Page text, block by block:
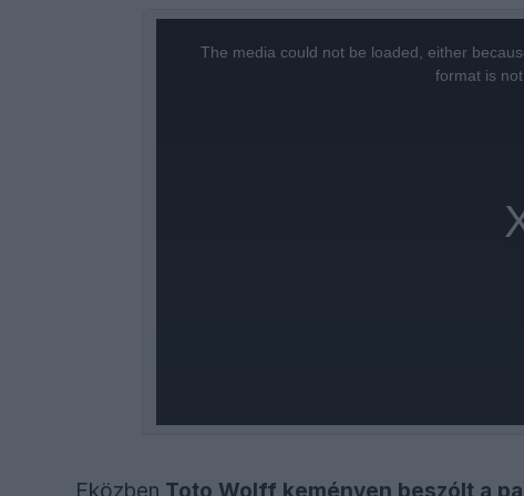
The media could not be loaded, either
format is